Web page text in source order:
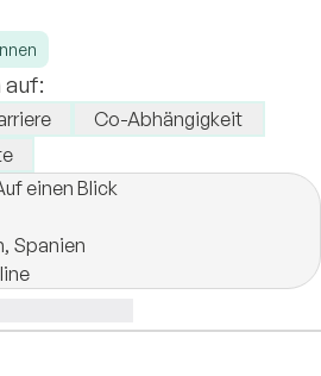
auf:
Co-Abhängigkeit
einen Blick
Spanien